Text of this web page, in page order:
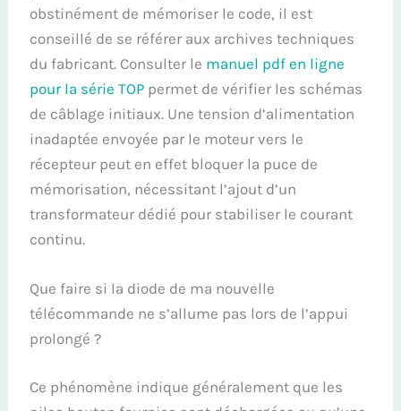
obstinément de mémoriser le code, il est
conseillé de se référer aux archives techniques
du fabricant. Consulter le manuel pdf en ligne
pour la série TOP permet de vérifier les schémas
de câblage initiaux. Une tension d’alimentation
inadaptée envoyée par le moteur vers le
récepteur peut en effet bloquer la puce de
mémorisation, nécessitant l’ajout d’un
transformateur dédié pour stabiliser le courant
continu.
Que faire si la diode de ma nouvelle
télécommande ne s’allume pas lors de l’appui
prolongé ?
Ce phénomène indique généralement que les